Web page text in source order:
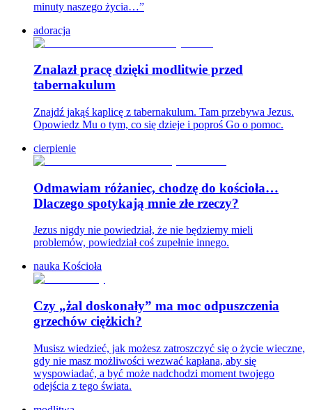
minuty naszego życia…”
adoracja
Znalazł pracę dzięki modlitwie przed
tabernakulum
Znajdź jakąś kaplicę z tabernakulum. Tam przebywa Jezus.
Opowiedz Mu o tym, co się dzieje i poproś Go o pomoc.
cierpienie
Odmawiam różaniec, chodzę do kościoła…
Dlaczego spotykają mnie złe rzeczy?
Jezus nigdy nie powiedział, że nie będziemy mieli
problemów, powiedział coś zupełnie innego.
nauka Kościoła
Czy „żal doskonały” ma moc odpuszczenia
grzechów ciężkich?
Musisz wiedzieć, jak możesz zatroszczyć się o życie wieczne,
gdy nie masz możliwości wezwać kapłana, aby się
wyspowiadać, a być może nadchodzi moment twojego
odejścia z tego świata.